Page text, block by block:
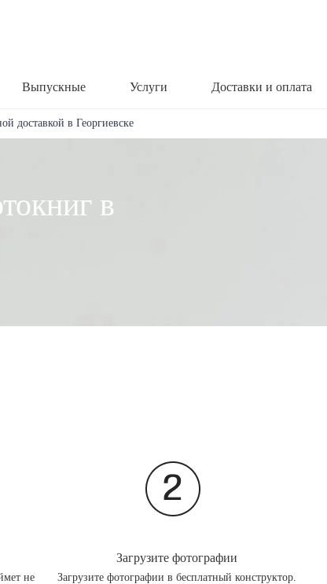
Выпускные Услуги Доставки и оплата
доставкой в Георгиевске
в
не
Загрузите фотографии
Загрузите фотографии в бесплатный конструктор.